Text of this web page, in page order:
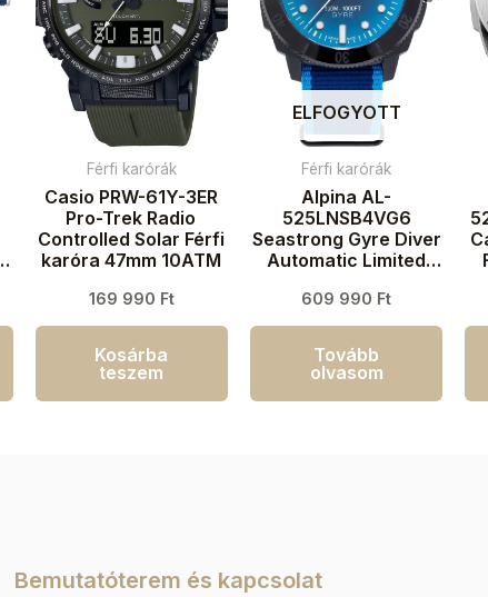
Férfi karórák
Casio PRW-61Y-3ER
Pro-Trek Radio
Controlled Solar Férfi
karóra 47mm 10ATM
169 990 Ft
Kosárba
teszem
ELFOGYOTT
Férfi karórák
Alpina AL-
525LNSB4VG6
Seastrong Gyre Diver
Automatic Limited
44mm 30ATM
609 990 Ft
Tovább
olvasom
Bemutatóterem és kapcsolat